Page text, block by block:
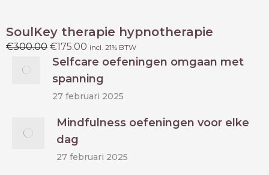
SoulKey therapie hypnotherapie
€300.00 Oorspronkelijke
prijs
€300.00.
€175.00 Huidige
prijs
€175.00.
incl. 21% BTW
Selfcare oefeningen omgaan met
spanning
27 februari 2025
Mindfulness oefeningen voor elke
dag
27 februari 2025